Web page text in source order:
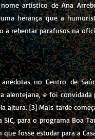
artístico de Ana
herança que a
rebentar parafusos na
no Centro de
alentejana, e foi
altura. [3] Mais tarde
para o programa Boa
fosse estudar para a